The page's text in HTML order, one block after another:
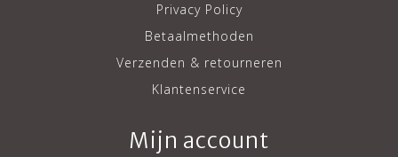
Privacy Policy
Betaalmethoden
Verzenden & retourneren
Klantenservice
Mijn account